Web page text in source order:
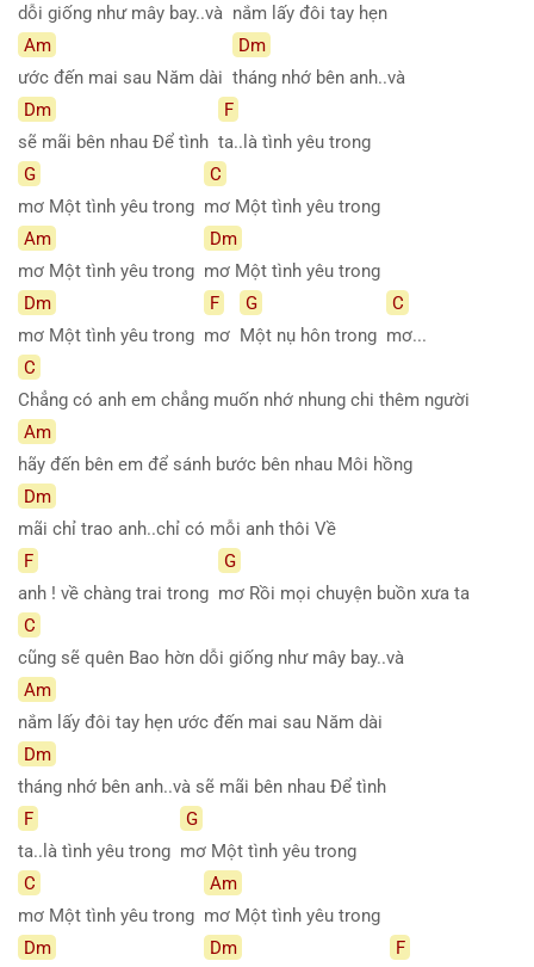
dỗi giống như mây bay..và nắm lấy đôi tay hẹn
Am
ước đến mai sau Năm dài
Dm
tháng nhớ bên anh..và
Dm
sẽ mãi bên nhau Để tình
F
ta..là tình yêu trong
G
mơ Một tình yêu trong
C
mơ Một tình yêu trong
Am
mơ Một tình yêu trong
Dm
mơ Một tình yêu trong
Dm
mơ Một tình yêu trong
F
mơ
G
Một nụ hôn trong
C
mơ...
C
Chẳng có anh em chẳng muốn nhớ nhung chi thêm người
Am
hãy đến bên em để sánh bước bên nhau Môi hồng
Dm
mãi chỉ trao anh..chỉ có mỗi anh thôi Về
F
anh ! về chàng trai trong
G
mơ Rồi mọi chuyện buồn xưa ta
C
cũng sẽ quên Bao hờn dỗi giống như mây bay..và
Am
nắm lấy đôi tay hẹn ước đến mai sau Năm dài
Dm
tháng nhớ bên anh..và sẽ mãi bên nhau Để tình
F
ta..là tình yêu trong
G
mơ Một tình yêu trong
C
mơ Một tình yêu trong
Am
mơ Một tình yêu trong
Dm
Dm
F